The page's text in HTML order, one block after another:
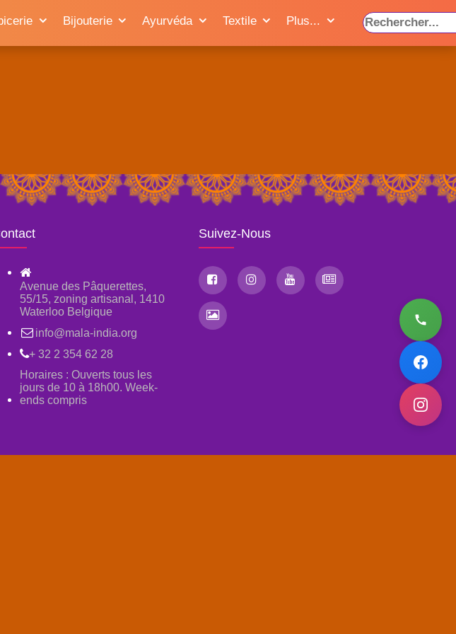
Bijouterie Ayurvéda Textile Plus...
Avenue des Pâquerettes,
55/15, zoning artisanal, 1410
Waterloo Belgique
info@mala-india.org
+ 32 2 354 62 28
Horaires : Ouverts tous les
jours de 10 à 18h00. Week-
ends compris
Suivez-Nous